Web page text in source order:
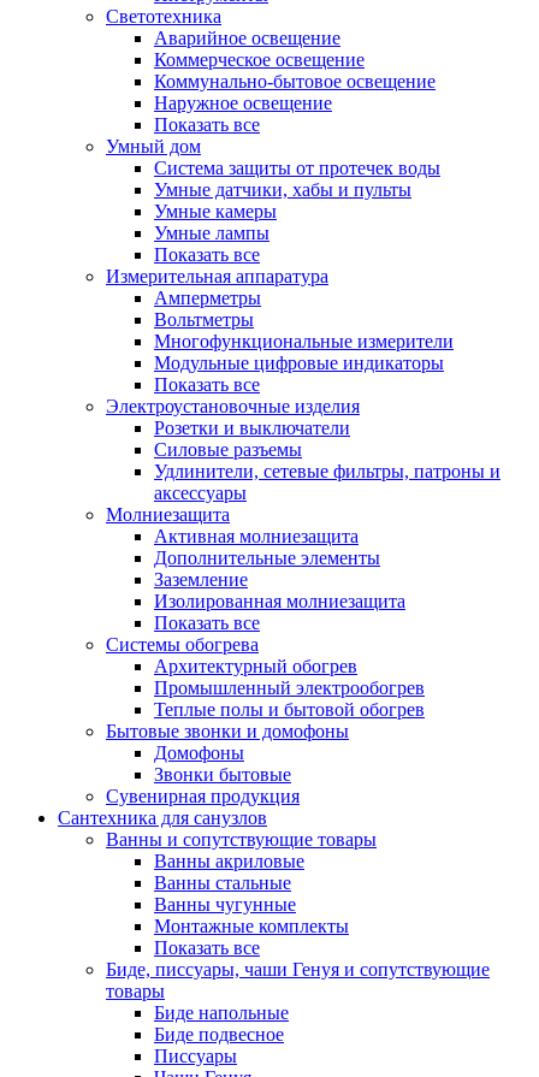
Светотехника
Аварийное освещение
Коммерческое освещение
Коммунально-бытовое освещение
Наружное освещение
Показать все
Умный дом
Система защиты от протечек воды
Умные датчики, хабы и пульты
Умные камеры
Умные лампы
Показать все
Измерительная аппаратура
Амперметры
Вольтметры
Многофункциональные измерители
Модульные цифровые индикаторы
Показать все
Электроустановочные изделия
Розетки и выключатели
Силовые разъемы
Удлинители, сетевые фильтры, патроны и
аксессуары
Молниезащита
Активная молниезащита
Дополнительные элементы
Заземление
Изолированная молниезащита
Показать все
Системы обогрева
Архитектурный обогрев
Промышленный электрообогрев
Теплые полы и бытовой обогрев
Бытовые звонки и домофоны
Домофоны
Звонки бытовые
Сувенирная продукция
Сантехника для санузлов
Ванны и сопутствующие товары
Ванны акриловые
Ванны стальные
Ванны чугунные
Монтажные комплекты
Показать все
Биде, писсуары, чаши Генуя и сопутствующие
товары
Биде напольные
Биде подвесное
Писсуары